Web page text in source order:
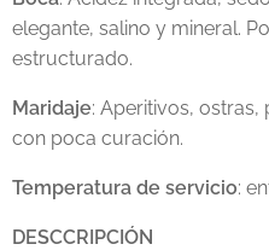
elegante, salino y mineral.
estructurado.
Maridaje: Aperitivos,
con poca curación.
Temperatura de servicio:
DESCCRIPCIÓN